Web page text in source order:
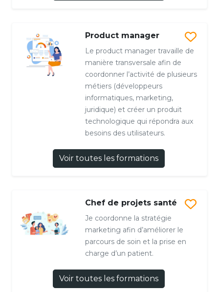
Product manager
Le product manager travaille de
manière transversale afin de
coordonner l’activité de plusieurs
métiers (développeurs
informatiques, marketing,
juridique) et créer un produit
technologique qui répondra aux
besoins des utilisateurs.
Voir toutes les formations
Chef de projets santé
Je coordonne la stratégie
marketing afin d’améliorer le
parcours de soin et la prise en
charge d’un patient.
Voir toutes les formations